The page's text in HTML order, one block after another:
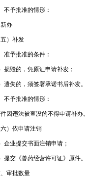
予批准的情形：
办
）补发
予批准的条件：
毁的，凭原证申请补发；
失的，须签署承诺书后补发。
予批准的情形：
违法被查没的不得申请补办。
依申请注销
业提交书面注销申请；
交《兽药经营许可证》原件。
批数量